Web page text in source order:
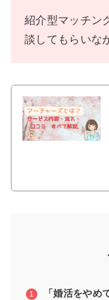
紹介型マッチン
談してもらいな
「婚活をやめ